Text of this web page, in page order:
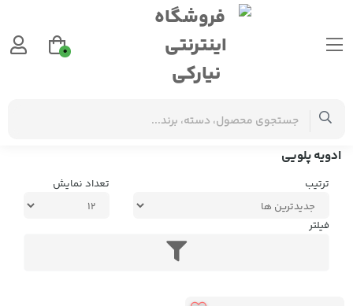
برچسب‌ها ادویه پلویی
ادویه پلویی
ترتیب تعداد نمایش
فیلتر
0